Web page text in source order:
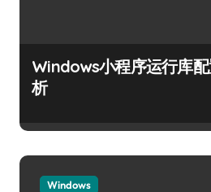
Windows小程序运行库
析
Windows